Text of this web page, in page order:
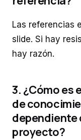
Las referencias
slide. Si hay
hay razón.
3. ¿Cómo es
de
dependiente
proyecto?